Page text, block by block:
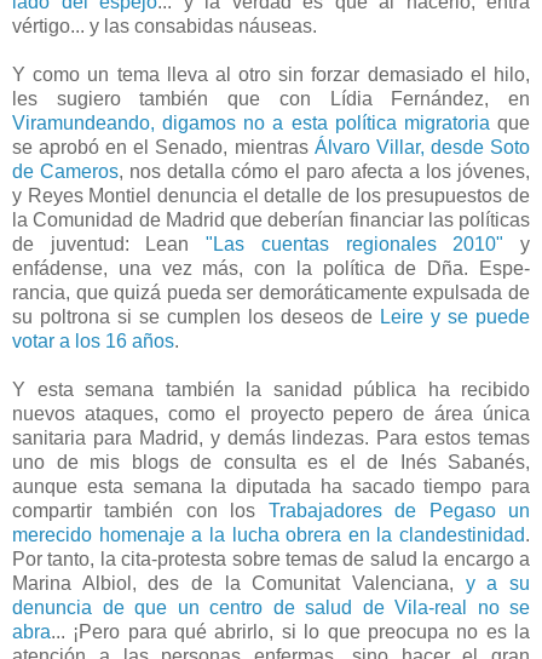
vértigo... y las consabidas náuseas.
Y como un tema lleva al otro sin forzar demasiado el hilo,
les sugiero también que con Lídia Fernández, en
Viramundeando, digamos no a esta política migratoria que
se aprobó en el Senado, mientras Álvaro Villar, desde Soto
de Cameros, nos detalla cómo el paro afecta a los jóvenes,
y Reyes Montiel denuncia el detalle de los presupuestos de
la Comunidad de Madrid que deberían financiar las políticas
de juventud: Lean"Las cuentas regionales 2010" y
enfádense, una vez más, con la política de Dña. Espe-
rancia, que quizá pueda ser demoráticamente expulsada de
su poltrona si se cumplen los deseos de Leire y se puede
votar a los 16 años.
Y esta semana también la sanidad pública ha recibido
nuevos ataques, como el proyecto pepero de área única
sanitaria para Madrid, y demás lindezas. Para estos temas
uno de mis blogs de consulta es el de Inés Sabanés,
aunque esta semana la diputada ha sacado tiempo para
compartir también con los Trabajadores de Pegaso un
merecido homenaje a la lucha obrera en la clandestinidad.
Por tanto, la cita-protesta sobre temas de salud la encargo a
Marina Albiol, des de la Comunitat Valenciana, y a su
denuncia de que un centro de salud de Vila-real no se
abra... ¡Pero para qué abrirlo, si lo que preocupa no es la